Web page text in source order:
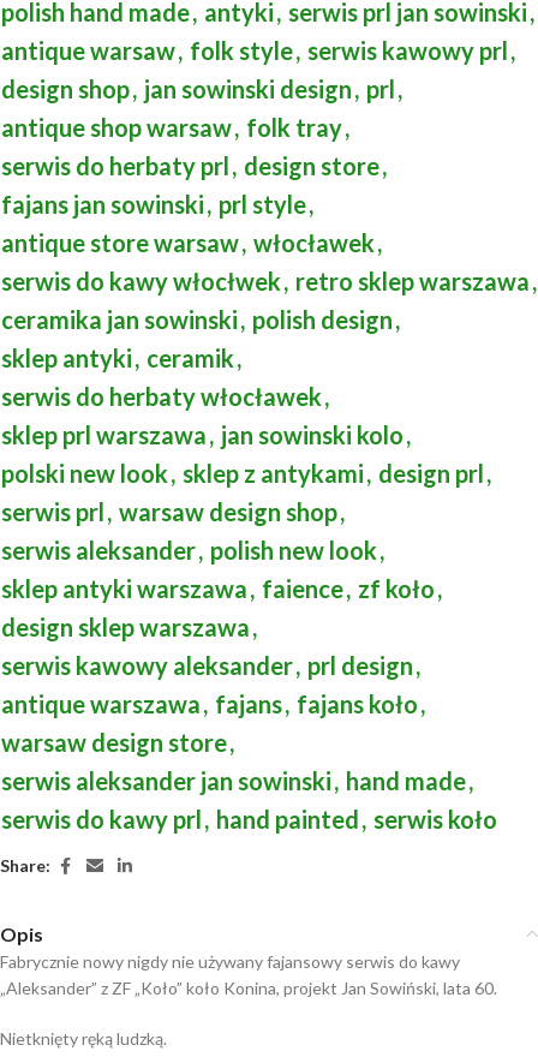
polish hand made, antyki, serwis prl jan sowinski,
antique warsaw, folk style, serwis kawowy prl,
design shop, jan sowinski design, prl,
antique shop warsaw, folk tray,
serwis do herbaty prl, design store,
fajans jan sowinski, prl style,
antique store warsaw, włocławek,
serwis do kawy włocłwek, retro sklep warszawa,
ceramika jan sowinski, polish design,
sklep antyki, ceramik,
serwis do herbaty włocławek,
sklep prl warszawa, jan sowinski kolo,
polski new look, sklep z antykami, design prl,
serwis prl, warsaw design shop,
serwis aleksander, polish new look,
sklep antyki warszawa, faience, zf koło,
design sklep warszawa,
serwis kawowy aleksander, prl design,
antique warszawa, fajans, fajans koło,
warsaw design store,
serwis aleksander jan sowinski, hand made,
serwis do kawy prl, hand painted, serwis koło
Share:
Opis
Fabrycznie nowy nigdy nie używany fajansowy serwis do kawy
„Aleksander” z ZF „Koło” koło Konina, projekt Jan Sowiński, lata 60.
Nietknięty ręką ludzką.